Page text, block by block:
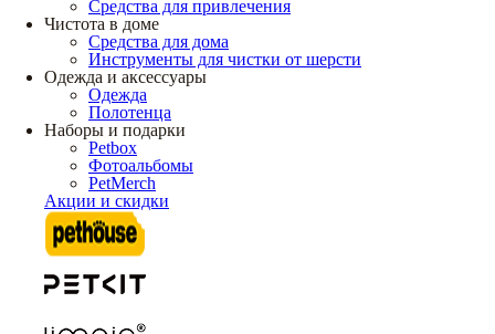
Средства для привлечения
Чистота в доме
Средства для дома
Инструменты для чистки от шерсти
Одежда и аксессуары
Одежда
Полотенца
Наборы и подарки
Petbox
Фотоальбомы
PetMerch
Акции и скидки